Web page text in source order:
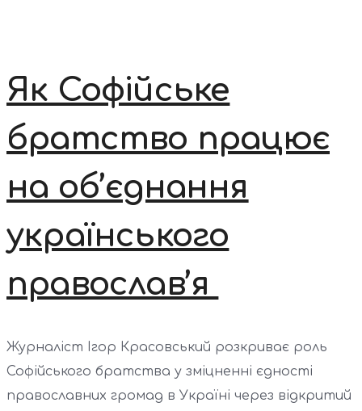
Як Софійське
братство працює
на об’єднання
українського
православ’я
Журналіст Ігор Красовський розкриває роль
Софійського братства у зміцненні єдності
православних громад в Україні через відкритий